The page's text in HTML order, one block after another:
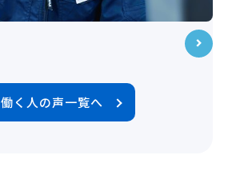
働く人の声一覧へ